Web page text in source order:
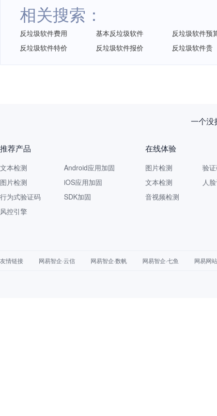
相关搜索：
反垃圾软件费用 基本反垃圾软件
反垃圾软件预
反垃圾软件特价
反垃圾软件报价 反垃圾软件贵
一个没
推荐产品
文本检测
图片检测
行为式验证码
风控引擎
Android应用加固
iOS应用加固
SDK加固
在线体验
图片检测
文本检测
音视频检测
验
人
友情链接 网易智企·云信 网易智企·数帆 网易智企·七鱼 网易网